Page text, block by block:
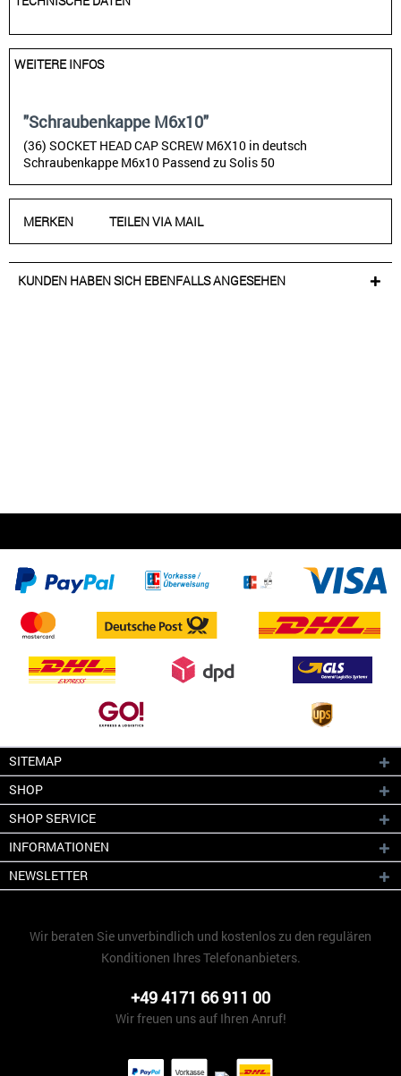
WEITERE INFOS
"Schraubenkappe M6x10"
(36) SOCKET HEAD CAP SCREW M6X10 in deutsch
Schraubenkappe M6x10 Passend zu Solis 50
MERKEN TEILEN VIA MAIL
KUNDEN HABEN SICH EBENFALLS ANGESEHEN
SITEMAP
SHOP
SHOP SERVICE
INFORMATIONEN
NEWSLETTER
Wir beraten Sie unverbindlich und kostenlos zu den regulären
Konditionen Ihres Telefonanbieters.
+49 4171 66 911 00
Wir freuen uns auf Ihren Anruf!